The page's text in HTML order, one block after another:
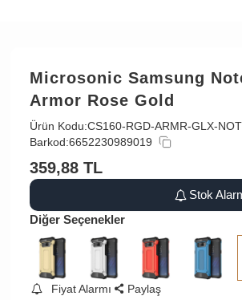
Microsonic Samsung
Armor Rose Gold
Ürün Kodu:CS160-RGD-ARMR-GLX-
Barkod:6652230989019
359,88 TL
Stok
Diğer Seçenekler
Fiyat Alarmı Paylaş